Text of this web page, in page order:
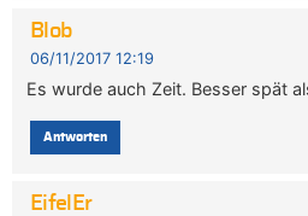
Blob
06/11/2017 12:19
Es wurde auch Zeit. Besser spät
Antworten
EifelEr